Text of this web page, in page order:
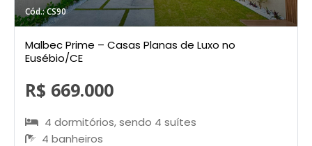
Cód.: CS90
Malbec Prime – Casas Planas de Luxo no
Eusébio/CE
R$ 669.000
4 dormitórios, sendo 4 suítes
4 banheiros